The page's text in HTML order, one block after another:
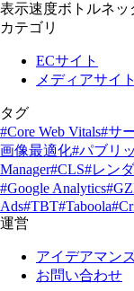
表示速度ボトルネッ
カテゴリ
ECサイト
メディアサイト
タグ
#Core Web Vitals#サ
画像最適化#パブリ
Manager#CLS#レン
#Google Analytics
Ads#TBT#Taboola
運営
アイデアマン
お問い合わせ